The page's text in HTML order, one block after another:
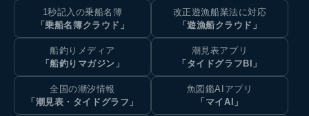
1秒記入の乗船名簿
「乗船名簿クラウド」
改正遊漁船業法に対応
「遊漁船クラウド」
船釣りメディア
「船釣りマガジン」
潮見表アプリ
「タイドグラフBI」
全国の潮汐情報
「潮見表・タイドグラフ」
魚図鑑AIアプリ
「マイAI」